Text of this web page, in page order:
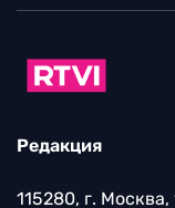
Редакция
115280, г.